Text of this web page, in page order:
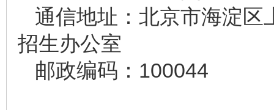
通信地址：北京市海淀区
招生办公室
邮政编码：100044